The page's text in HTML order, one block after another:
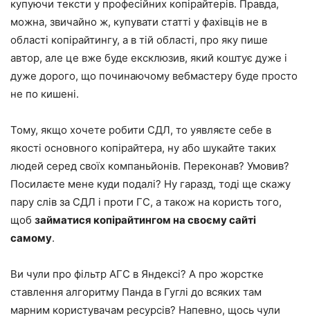
купуючи тексти у професійних копірайтерів. Правда,
можна, звичайно ж, купувати статті у фахівців не в
області копірайтингу, а в тій області, про яку пише
автор, але це вже буде ексклюзив, який коштує дуже і
дуже дорого, що починаючому вебмастеру буде просто
не по кишені.
Тому, якщо хочете робити СДЛ, то уявляєте себе в
якості основного копірайтера, ну або шукайте таких
людей серед своїх компаньйонів. Переконав? Умовив?
Посилаєте мене куди подалі? Ну гаразд, тоді ще скажу
пару слів за СДЛ і проти ГС, а також на користь того,
щоб займатися копірайтингом на своєму сайті
самому.
Ви чули про фільтр АГС в Яндексі? А про жорстке
ставлення алгоритму Панда в Гуглі до всяких там
марним користувачам ресурсів? Напевно, щось чули